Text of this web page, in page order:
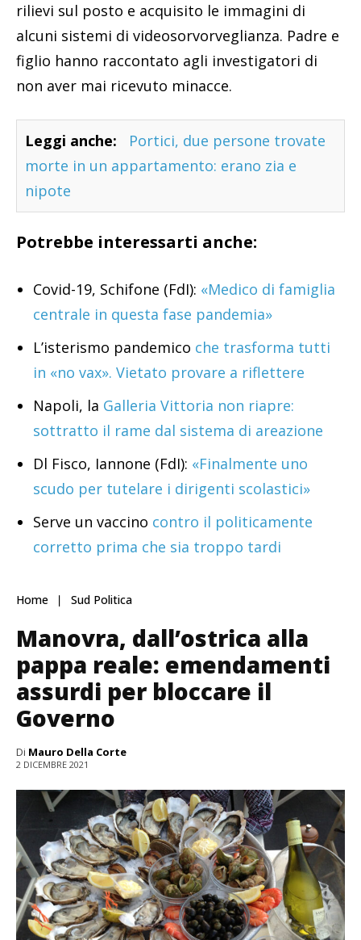
rilievi sul posto e acquisito le immagini di
alcuni sistemi di videosorvorveglianza. Padre e
figlio hanno raccontato agli investigatori di
non aver mai ricevuto minacce.
Leggi anche:
Portici, due persone trovate
morte in un appartamento: erano zia e
nipote
Potrebbe interessarti anche:
Covid-19, Schifone (FdI): «Medico di famiglia
centrale in questa fase pandemia»
L’isterismo pandemico che trasforma tutti
in «no vax». Vietato provare a riflettere
Napoli, la Galleria Vittoria non riapre:
sottratto il rame dal sistema di areazione
Dl Fisco, Iannone (FdI): «Finalmente uno
scudo per tutelare i dirigenti scolastici»
Serve un vaccino contro il politicamente
corretto prima che sia troppo tardi
Home Sud Politica
Manovra, dall’ostrica alla
pappa reale: emendamenti
assurdi per bloccare il
Governo
Di Mauro Della Corte
2 DICEMBRE 2021